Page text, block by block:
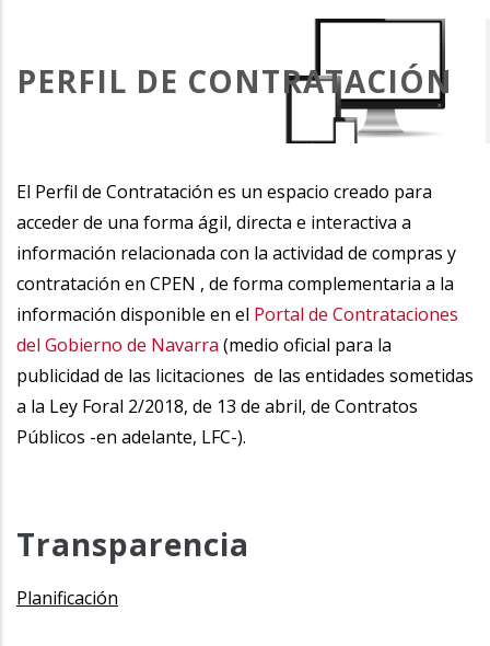
enlaces
de
la
navegación
PERFIL DE CONTRATACIÓN
El Perfil de Contratación es un espacio creado para
acceder de una forma ágil, directa e interactiva a
información relacionada con la actividad de compras y
contratación en CPEN , de forma complementaria a la
información disponible en el Portal de Contrataciones
del Gobierno de Navarra (medio oficial para la
publicidad de las licitaciones de las entidades sometidas
a la Ley Foral 2/2018, de 13 de abril, de Contratos
Públicos -en adelante, LFC-).
Transparencia
Planificación